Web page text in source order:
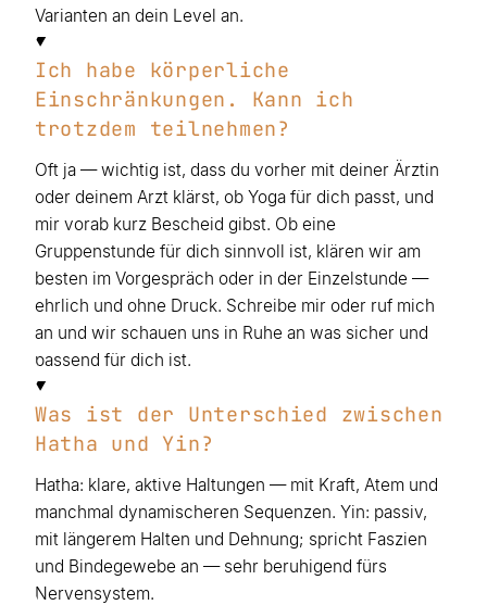
Varianten an dein Level an.
Ich habe körperliche
Einschränkungen. Kann ich
trotzdem teilnehmen?
Oft ja — wichtig ist, dass du vorher mit deiner Ärztin
oder deinem Arzt klärst, ob Yoga für dich passt, und
mir vorab kurz Bescheid gibst. Ob eine
Gruppenstunde für dich sinnvoll ist, klären wir am
besten im Vorgespräch oder in der Einzelstunde —
ehrlich und ohne Druck. Schreibe mir oder ruf mich
an und wir schauen uns in Ruhe an was sicher und
passend für dich ist.
Was ist der Unterschied zwischen
Hatha und Yin?
Hatha: klare, aktive Haltungen — mit Kraft, Atem und
manchmal dynamischeren Sequenzen. Yin: passiv,
mit längerem Halten und Dehnung; spricht Faszien
und Bindegewebe an — sehr beruhigend fürs
Nervensystem.